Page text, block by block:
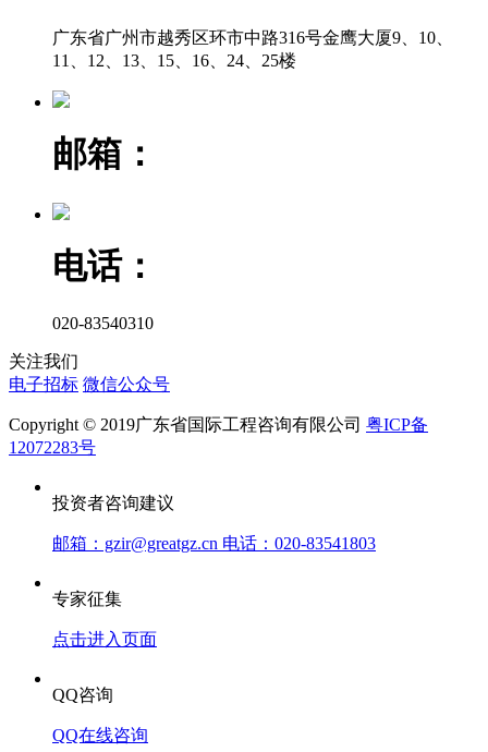
广东省广州市越秀区环市中路316号金鹰大厦9、10、
11、12、13、15、16、24、25楼
邮箱：
电话：
020-83540310
关注我们
电子招标 微信公众号
Copyright © 2019广东省国际工程咨询有限公司 粤ICP备
12072283号
投资者咨询建议
邮箱：gzir@greatgz.cn 电话：020-83541803
专家征集
点击进入页面
QQ咨询
QQ在线咨询